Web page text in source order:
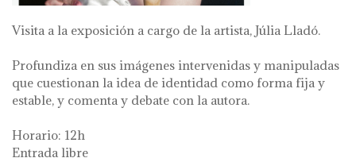
Visita a la exposición a cargo de la artista, Júlia Lladó.
Profundiza en sus imágenes intervenidas y manipuladas
que cuestionan la idea de identidad como forma fija y
estable, y comenta y debate con la autora.
Horario: 12h
Entrada libre